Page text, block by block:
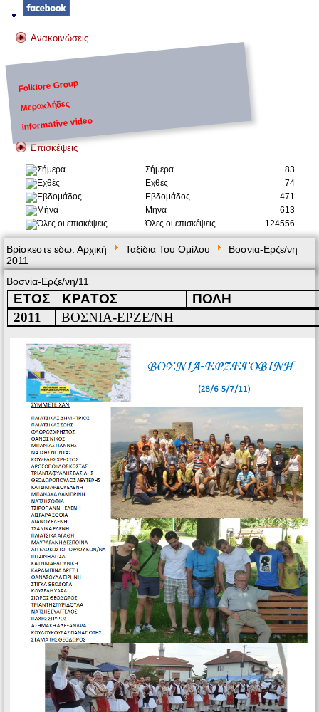
Ανακοινώσεις
Folklore Group
Μερακλήδες
informative video
Επισκέψεις
Σήμερα
83
Εχθές
74
Εβδομάδος
471
Μήνα
613
Όλες οι επισκέψεις
124556
Βρίσκεστε εδώ:Αρχική Ταξίδια Του Ομίλου
Βοσνία-Ερζε/νη
2011
Βοσνία-Ερζε/νη/11
ΕΤΟΣ ΚΡΑTΟΣ
ΠΟΛΗ
2011
ΒΟΣΝΙΑ-ΕΡΖΕ/ΝΗ